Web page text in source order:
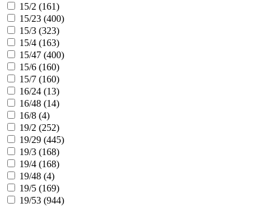
15/2 (161)
15/23 (400)
15/3 (323)
15/4 (163)
15/47 (400)
15/6 (160)
15/7 (160)
16/24 (13)
16/48 (14)
16/8 (4)
19/2 (252)
19/29 (445)
19/3 (168)
19/4 (168)
19/48 (4)
19/5 (169)
19/53 (944)